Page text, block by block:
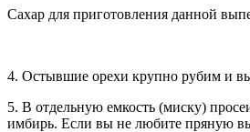
Сахар для приготовления данной
4. Остывшие орехи крупно рубим и
5. В отдельную емкость (миску)
имбирь. Если вы не любите пряную